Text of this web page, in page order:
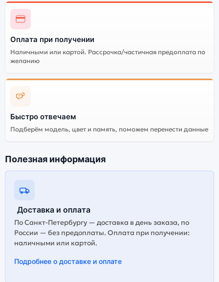
Оплата при получении
Наличными или картой. Рассрочка/частичная предоплата по
желанию
Быстро отвечаем
Подберём модель, цвет и память, поможем перенести данные
Полезная информация
Доставка и оплата
По Санкт-Петербургу — доставка в день заказа, по
России — без предоплаты. Оплата при получении:
наличными или картой.
Подробнее о доставке и оплате